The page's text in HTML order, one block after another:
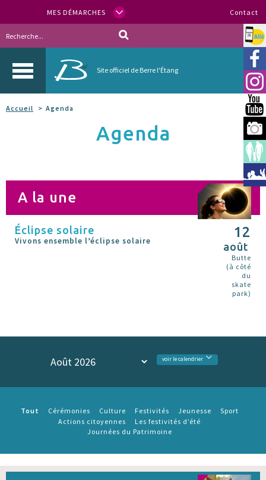
MES DÉMARCHES Contact
Site officiel de Berre l'Étang
Allo
Accueil Agenda
Agenda
A la une
Éclipse solaire
Vivons ensemble l’éclipse solaire
12
août
Butte
(à côté
du
skate
park)
voir le calendrier
Tout Cérémonies Culture Festivités Jeunesse
Sport
Actions citoyennes
Les festivités d’été
Journées du Patrimoine